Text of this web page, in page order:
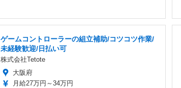
ゲームコントローラーの組立補助/コツコツ作業/
未経験歓迎/日払い可
株式会社Tetote
大阪府
月給27万円～34万円